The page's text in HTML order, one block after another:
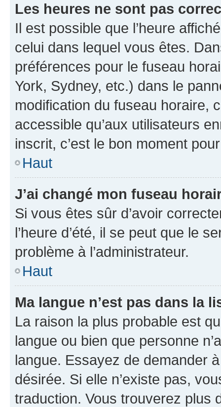
Les heures ne sont pas
Il est possible que l’heure
celui dans lequel vous êtes.
préférences pour le fuseau
York, Sydney, etc.) dans le
modification du fuseau horaire,
accessible qu’aux utilisateurs
inscrit, c’est le bon moment
Haut
J’ai changé mon fuseau
Si vous êtes sûr d’avoir
l’heure d’été, il se peut que le
problème à l’administrateur.
Haut
Ma langue n’est pas dans la
La raison la plus probable est
langue ou bien que personne
langue. Essayez de demander
désirée. Si elle n’existe pas,
traduction. Vous trouverez plus